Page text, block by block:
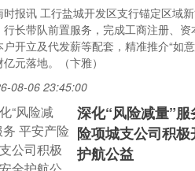
时报讯 工行盐城开发区支行锚定区域
行长带队前置服务，完成工商注册、资
户开立及代发薪等配套，精准推介“如
元落地。（卞雅）
08-06 23:45:00
深化“风险减量”
险项城支公司积
护航公益